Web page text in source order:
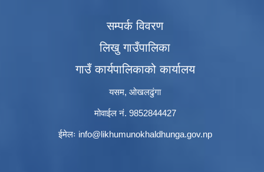
सम्पर्क विवरण
लिखु गाउँपालिका
गाउँ कार्यपालिकाको कार्यालय
यसम, ओखलढुंगा
मोवाईल नं. 9852844427
ईमेलः info@likhumunokhaldhunga.gov.np